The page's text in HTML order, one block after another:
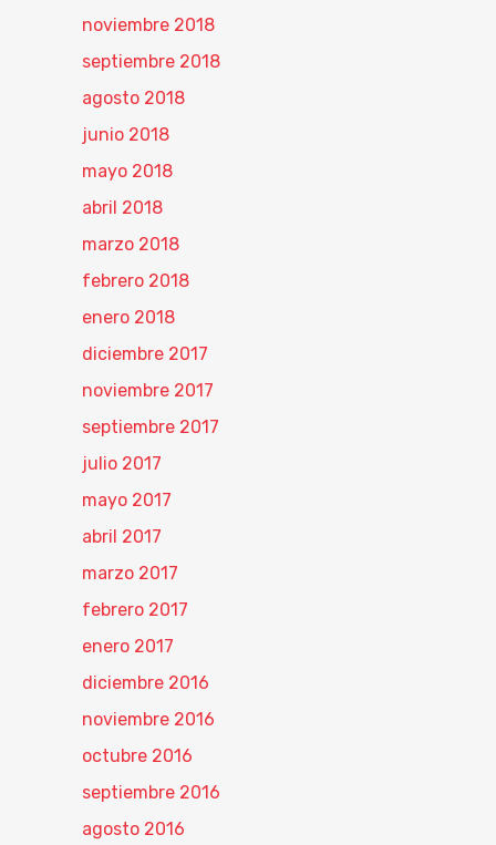
noviembre 2018
septiembre 2018
agosto 2018
junio 2018
mayo 2018
abril 2018
marzo 2018
febrero 2018
enero 2018
diciembre 2017
noviembre 2017
septiembre 2017
julio 2017
mayo 2017
abril 2017
marzo 2017
febrero 2017
enero 2017
diciembre 2016
noviembre 2016
octubre 2016
septiembre 2016
agosto 2016